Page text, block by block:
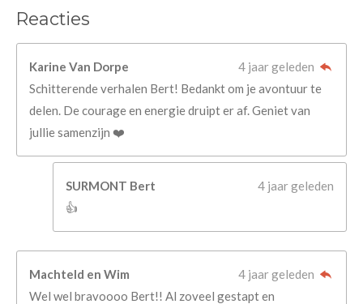
Reacties
Karine Van Dorpe
4 jaar geleden
Schitterende verhalen Bert! Bedankt om je avontuur te
delen. De courage en energie druipt er af. Geniet van
jullie samenzijn ❤️
SURMONT Bert
4 jaar geleden
👍
Machteld en Wim
4 jaar geleden
Wel wel bravoooo Bert!! Al zoveel gestapt en